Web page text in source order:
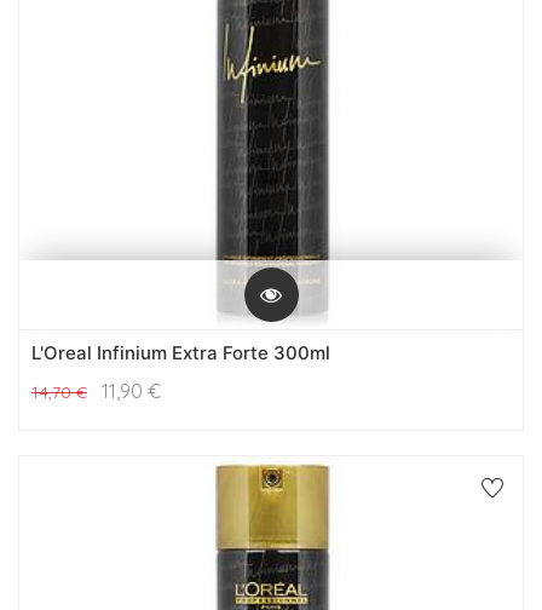
L'Oreal Infinium Extra Forte 300ml
14,70€ 11,90 €